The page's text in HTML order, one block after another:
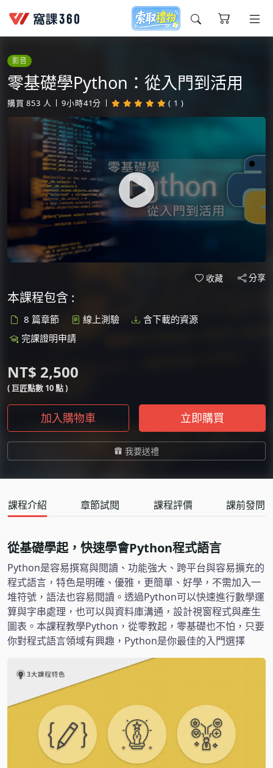
今天想要學什麼?
窩課推薦給您
影音
零基礎學Python：從入門到活用
購買 853 人 9小時41分 ( 1 )
收藏 分享
本課程包含 :
8 篇章節 線上測驗
含下載的資源
完課證明申請
NT$ 2,500
( 巨匠點數 10 點 )
加入購物車 立即購買
我要送禮
課程介紹 章節試閱 課程評價 課前發問
從基礎學起，快速學會Python程式語言
Python是容易撰寫與閱讀、功能強大、跨平台與容易擴充的
程式語言，特色是明確、優雅，更簡單、好學，不需加入一
堆符號，語法也容易閱讀。透過Python可以快速進行數學運
算與字串處理，也可以與資料庫溝通，設計視窗程式與產生
圖表。本課程教學Python，從零教起，零基礎也不怕，只要
你對程式語言領域有興趣，Python是你最佳的入門選擇